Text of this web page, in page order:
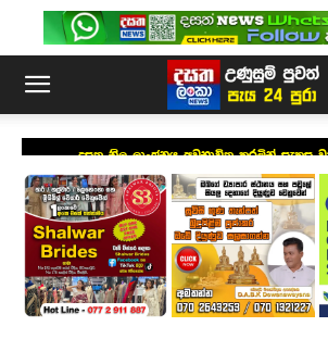
දසත නිල ලාංඡනය අවභාවිත කරමින් සැකසූ